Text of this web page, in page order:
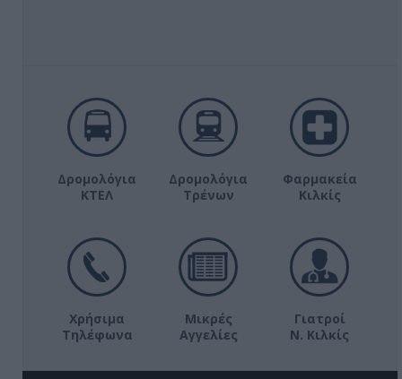
Δρομολόγια
ΚΤΕΛ
Δρομολόγια
Τρένων
Φαρμακεία
Κιλκίς
Χρήσιμα
Τηλέφωνα
Μικρές
Αγγελίες
Γιατροί
Ν. Κιλκίς